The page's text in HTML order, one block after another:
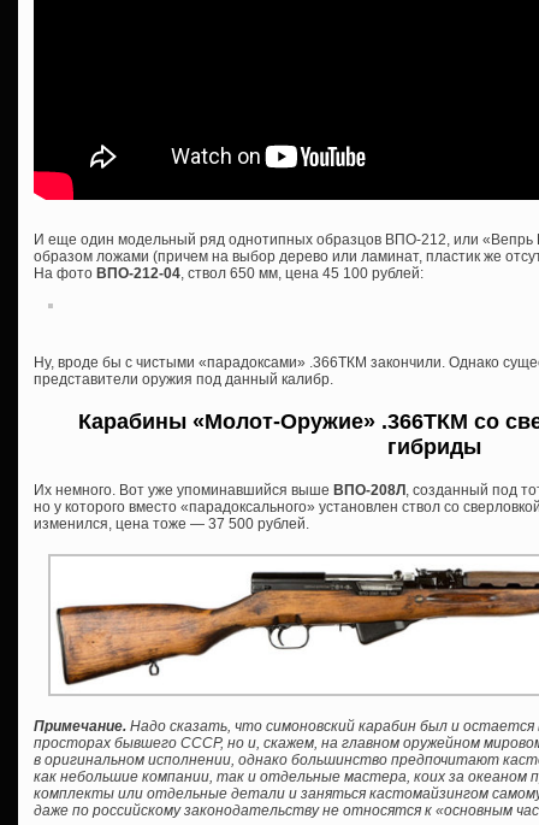
И еще один модельный ряд однотипных образцов ВПО-212, или
образом ложами (причем на выбор дерево или ламинат, пластик же
На фото ВПО-212-04, ствол 650 мм, цена 45 100 рублей:
Ну, вроде бы с чистыми «парадоксами» .366ТКМ закончили. Однако
представители оружия под данный калибр.
Карабины «Молот-Оружие» .366ТКМ со
гибриды
Их немного. Вот уже упоминавшийся выше ВПО-208Л , созданный под
но у которого вместо «парадоксального» установлен ствол со
изменился, цена тоже — 37 500 рублей.
Примечание. Надо сказать, что симоновский карабин был и
просторах бывшего СССР, но и, скажем, на главном оружейном
в оригинальном исполнении, однако большинство предпочитают
как небольшие компании, так и отдельные мастера, коих за океаном
комплекты или отдельные детали и заняться кастомайзингом
даже по российскому законодательству не относятся к «основным